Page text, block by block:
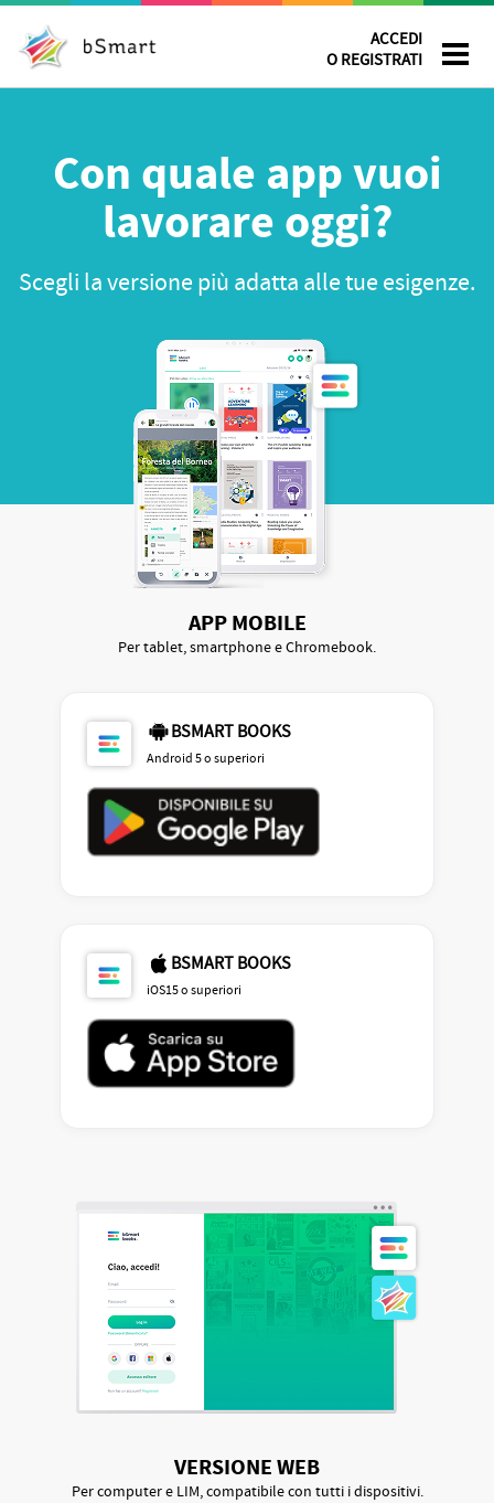
ACCEDI
O REGISTRATI
Con quale app vuoi
lavorare oggi?
Scegli la versione più adatta alle tue esigenze.
APP MOBILE
Per tablet, smartphone e Chromebook.
BSMART BOOKS
Android 5 o superiori
BSMART BOOKS
iOS15 o superiori
VERSIONE WEB
Per computer e LIM, compatibile con tutti i dispositivi.